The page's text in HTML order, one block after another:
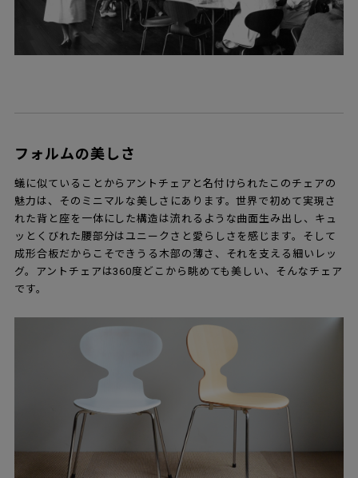
フォルムの美しさ
蟻に似ていることからアントチェアと名付けられたこのチェアの
魅力は、そのミニマルな美しさにあります。世界で初めて実現さ
れた背と座を一体にした構造は流れるような曲面生み出し、キュ
ッとくびれた腰部分はユニークさと愛らしさを感じます。そして
成形合板だからこそできうる木部の薄さ、それを支える細いレッ
グ。アントチェアは360度どこから眺めても美しい、そんなチェア
です。